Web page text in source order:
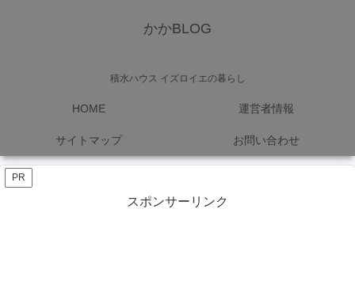
かかBLOG
積水ハウス イズロイエの暮らし
HOME 運営者情報
サイトマップ お問い合わせ
PR
スポンサーリンク